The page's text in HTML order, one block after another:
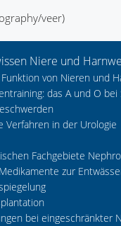
veer)
Niere und
von Nieren und
das A und O bei
Verfahren in der Urologie
Fachgebiete
zur
bei eingeschränkter